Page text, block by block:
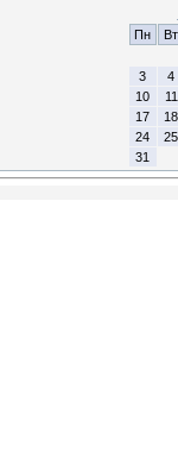
Пн
Вт
3
4
10
11
17
18
24
25
31